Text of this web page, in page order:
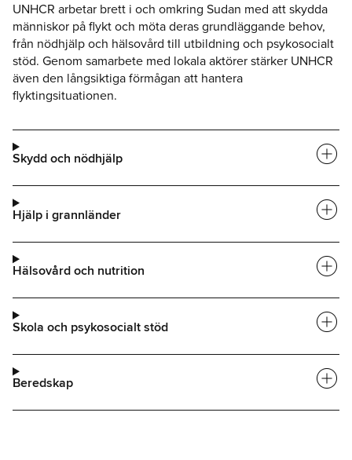
UNHCR arbetar brett i och omkring Sudan med att skydda
människor på flykt och möta deras grundläggande behov,
från nödhjälp och hälsovård till utbildning och psykosocialt
stöd. Genom samarbete med lokala aktörer stärker UNHCR
även den långsiktiga förmågan att hantera
flyktingsituationen.
Skydd och nödhjälp add_circle
Hjälp i grannländer add_circle
Hälsovård och nutrition add_circle
Skola och psykosocialt stöd add_circle
Beredskap add_circle